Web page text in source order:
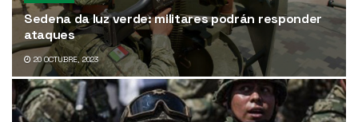
Sedena da luz verde: militares podrán responder
ataques
20 OCTUBRE, 2023